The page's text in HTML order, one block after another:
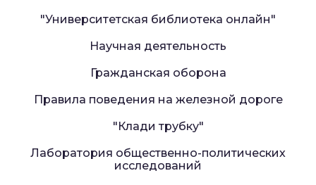
"Университетская библиотека онлайн"
Научная деятельность
Гражданская оборона
Правила поведения на железной дороге
"Клади трубку"
Лаборатория общественно-политических
исследований